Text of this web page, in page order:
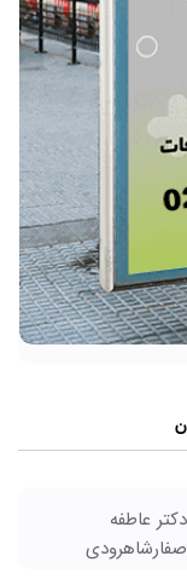
دکتر عاطفه
صفارشاهرودی